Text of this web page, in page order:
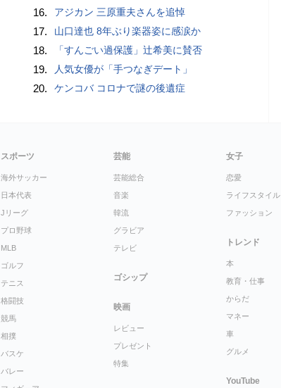
16. アジカン 三原重夫さんを追悼
17. 山口達也 8年ぶり楽器姿に感涙か
18. 「すんごい過保護」辻希美に賛否
19. 人気女優が「手つなぎデート」
20. ケンコバ コロナで謎の後遺症
スポーツ
海外サッカー
日本代表
Jリーグ
プロ野球
MLB
ゴルフ
テニス
格闘技
競馬
相撲
バスケ
バレー
芸能
芸能総合
音楽
韓流
グラビア
テレビ
ゴシップ
映画
レビュー
プレゼント
特集
女子
恋愛
ライフスタイル
ファッション
トレンド
本
教育・仕事
からだ
マネー
車
グルメ
YouTube